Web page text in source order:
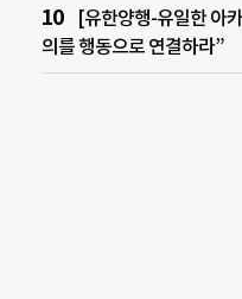
[유한양행-유일한 아
의를 행동으로 연결하라”